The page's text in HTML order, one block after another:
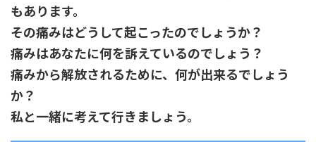
もあります。
その痛みはどうして起こったのでしょうか？
痛みはあなたに何を訴えているのでしょう？
痛みから解放されるために、何が出来るでしょう
か？
私と一緒に考えて行きましょう。